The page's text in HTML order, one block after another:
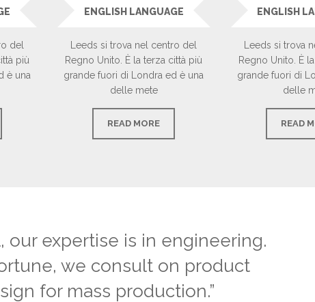
del
più
è una
ENGLISH LANGUAGE
Leeds si trova nel centro del
Regno Unito. È la terza città più
grande fuori di Londra ed è una
delle mete
READ MORE
ENGLISH
Leeds si trova
Regno Unito. È
grande fuori di
delle
READ
our expertise is in engineering.
we consult on product
for mass production.”